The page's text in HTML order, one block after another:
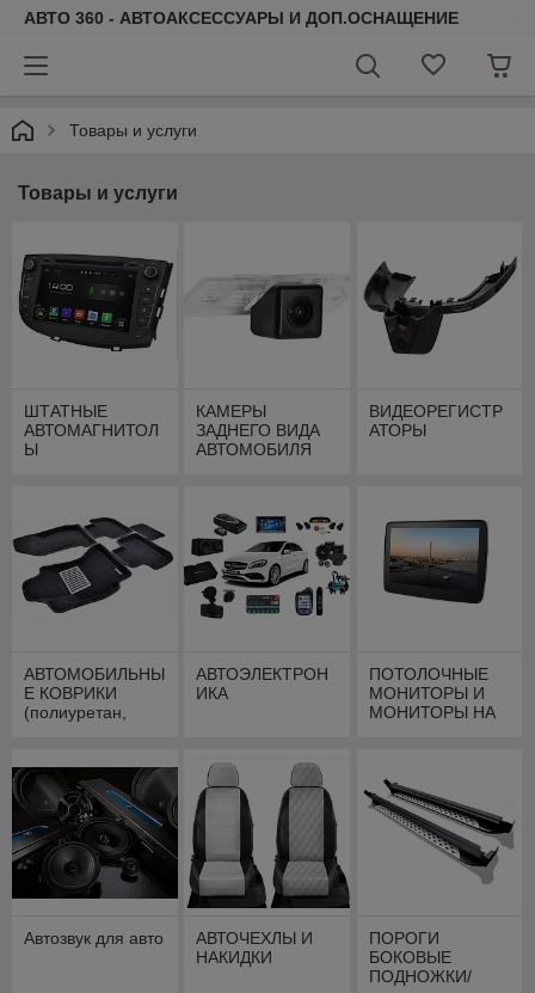
АВТО 360 - АВТОАКСЕССУАРЫ И ДОП.ОСНАЩЕНИЕ
Товары и услуги
Товары и услуги
ШТАТНЫЕ
АВТОМАГНИТОЛ
Ы
КАМЕРЫ
ЗАДНЕГО ВИДА
АВТОМОБИЛЯ
ВИДЕОРЕГИСТР
АТОРЫ
АВТОМОБИЛЬНЫ
Е КОВРИКИ
(полиуретан,
АВТОЭЛЕКТРОН
ИКА
ПОТОЛОЧНЫЕ
МОНИТОРЫ И
МОНИТОРЫ НА
Автозвук для авто
АВТОЧЕХЛЫ И
НАКИДКИ
ПОРОГИ
БОКОВЫЕ
ПОДНОЖКИ/